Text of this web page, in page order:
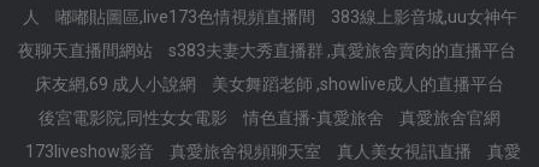
人
嘟嘟貼圖區,live173色情視頻直播間
383線上影音城,uu女神午
夜聊天直播間網站
s383夫妻大秀直播群 ,真愛旅舍賣肉的直播平台
床友網,69 成人小說網
美女舞蹈老師 ,showlive成人的直播平台
後宮電影院,同性女女電影
情色直播-真愛旅舍
真愛旅舍官網
173liveshow影音
真愛旅舍視頻聊天室 真人美女視訊直播 真愛